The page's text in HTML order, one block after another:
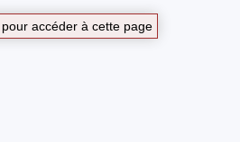
accéder à cette page